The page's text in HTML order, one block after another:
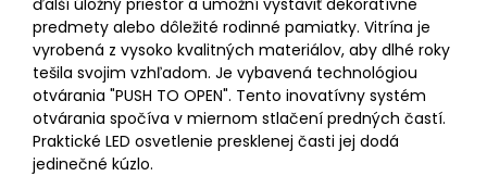
ďalší úložný priestor a umožní vystaviť dekoratívne
predmety alebo dôležité rodinné pamiatky. Vitrína je
vyrobená z vysoko kvalitných materiálov, aby dlhé roky
tešila svojim vzhľadom. Je vybavená technológiou
otvárania "PUSH TO OPEN". Tento inovatívny systém
otvárania spočíva v miernom stlačení predných častí.
Praktické LED osvetlenie presklenej časti jej dodá
jedinečné kúzlo.